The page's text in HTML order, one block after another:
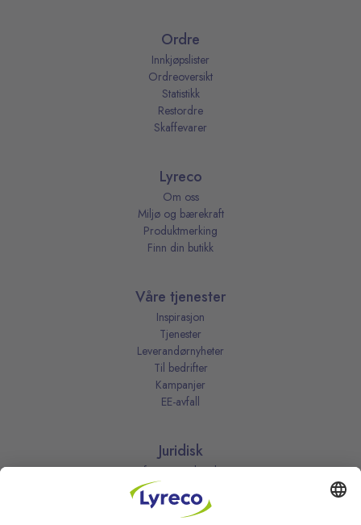
Ordre
Innkjøpslister
Ordreoversikt
Statistikk
Restordre
Skaffevarer
Lyreco
Om oss
Miljø og bærekraft
Produktmerking
Finn din butikk
Våre tjenester
Inspirasjon
Tjenester
Leverandørnyheter
Til bedrifter
Kampanjer
EE-avfall
Juridisk
Informasjonskapsler
Kjøpsbetingelser
Personvernerklæring